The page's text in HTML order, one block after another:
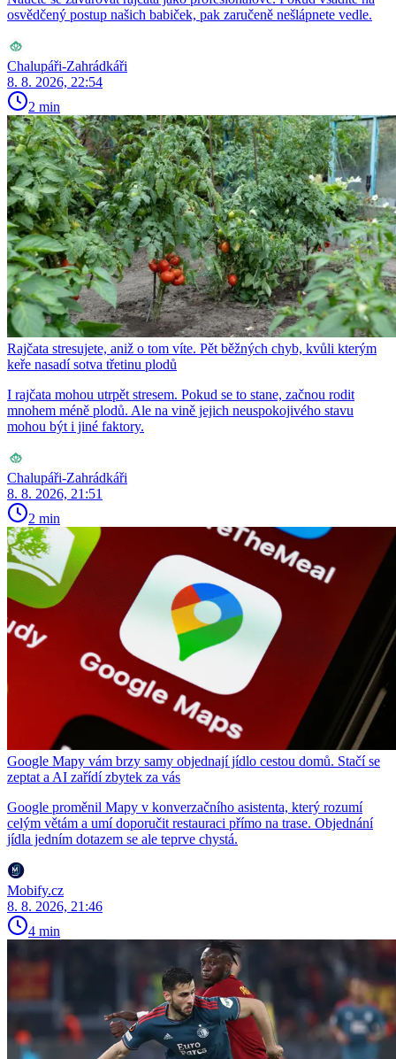
osvědčený postup našich babiček, pak zaručeně nešlápnete vedle.
Chalupáři-Zahrádkáři
8. 8. 2026, 22:54
2 min
Rajčata stresujete, aniž o tom víte. Pět běžných chyb, kvůli kterým
keře nasadí sotva třetinu plodů
I rajčata mohou utrpět stresem. Pokud se to stane, začnou rodit
mnohem méně plodů. Ale na vině jejich neuspokojivého stavu
mohou být i jiné faktory.
Chalupáři-Zahrádkáři
8. 8. 2026, 21:51
2 min
Google Mapy vám brzy samy objednají jídlo cestou domů. Stačí se
zeptat a AI zařídí zbytek za vás
Google proměnil Mapy v konverzačního asistenta, který rozumí
celým větám a umí doporučit restauraci přímo na trase. Objednání
jídla jedním dotazem se ale teprve chystá.
Mobify.cz
8. 8. 2026, 21:46
4 min